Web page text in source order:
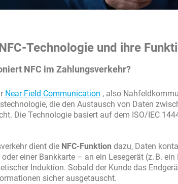
Technologie und ihre
NFC im Zahlungsverkehr?
Near Field Communication , also
die den Austausch von Daten
Die Technologie basiert auf dem ISO/IEC
dient die NFC-Funktion dazu, Daten
einer Bankkarte – an ein Lesegerät (z. B.
Induktion. Sobald der Kunde das
sicher ausgetauscht.